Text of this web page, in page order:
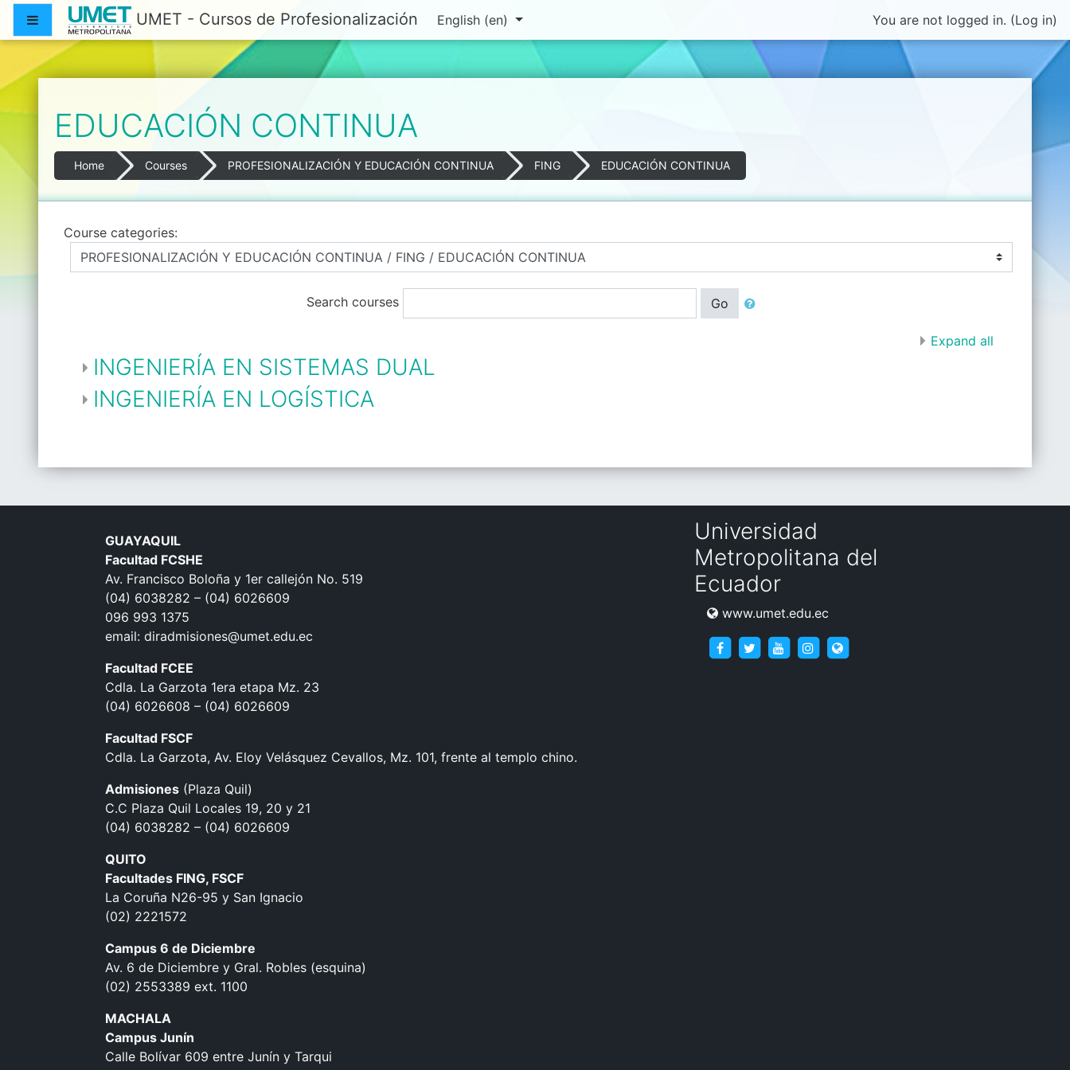
Skip to main content
Side panel UMET - Cursos de Profesionalización English ‎(en)‎ You are not logged in. (Log in)
EDUCACIÓN CONTINUA
Home Courses PROFESIONALIZACIÓN Y EDUCACIÓN CONTINUA FING EDUCACIÓN CONTINUA
Course categories:
Search courses Go
Expand all
INGENIERÍA EN SISTEMAS DUAL
INGENIERÍA EN LOGÍSTICA
GUAYAQUIL
Facultad FCSHE
Av. Francisco Boloña y 1er callejón No. 519
(04) 6038282 – (04) 6026609
096 993 1375
email: diradmisiones@umet.edu.ec
Facultad FCEE
Cdla. La Garzota 1era etapa Mz. 23
(04) 6026608 – (04) 6026609
Facultad FSCF
Cdla. La Garzota, Av. Eloy Velásquez Cevallos, Mz. 101, frente al templo chino.
Admisiones (Plaza Quil)
C.C Plaza Quil Locales 19, 20 y 21
(04) 6038282 – (04) 6026609
QUITO
Facultades FING, FSCF
La Coruña N26-95 y San Ignacio
(02) 2221572
Campus 6 de Diciembre
Av. 6 de Diciembre y Gral. Robles (esquina)
(02) 2553389 ext. 1100
MACHALA
Campus Junín
Calle Bolívar 609 entre Junín y Tarqui
Universidad
Metropolitana del
Ecuador
www.umet.edu.ec
https://www.facebook.com/umet.edu/
https://twitter.com/umet_edu
https://goo.gl/brXWJp
https://www.instagram.com/umet_edu/